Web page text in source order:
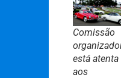
Comissão
está atenta
aos